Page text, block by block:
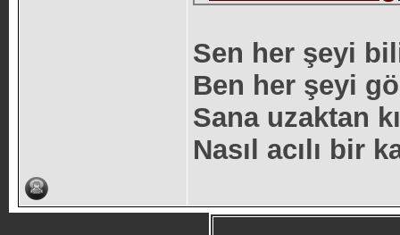
Sen her şeyi
Ben her şeyi
Sana uzaktan
Nasıl acılı bir